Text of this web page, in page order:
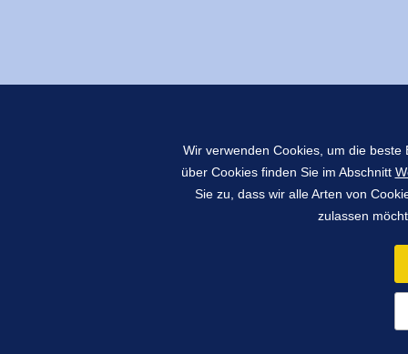
Wir verwenden Cookies, um die
über Cookies finden Sie im Abschnitt
Sie zu, dass wir alle Arten von
zulassen